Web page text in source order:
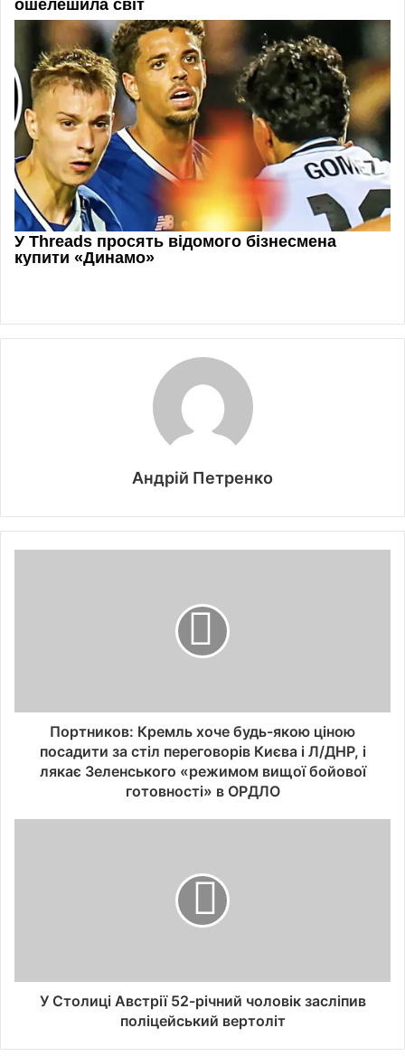
Андрій Петренко
Портников: Кремль хоче будь-якою ціною
посадити за стіл переговорів Києва і Л/ДНР, і
лякає Зеленського «режимом вищої бойової
готовності» в ОРДЛО
У Столиці Австрії 52-річний чоловік засліпив
поліцейський вертоліт